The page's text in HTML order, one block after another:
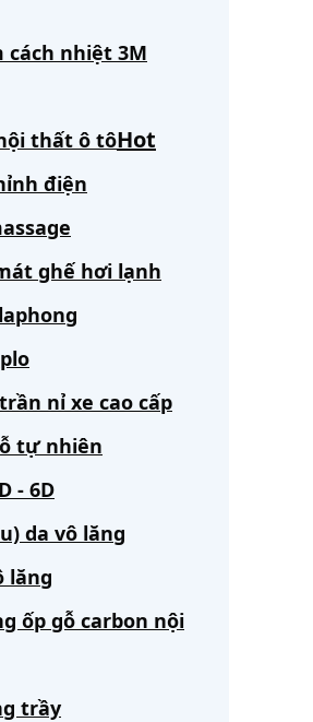
cách nhiệt 3M
thất ô tô
điện
ghế hơi lạnh
nỉ xe cao cấp
tự nhiên
- 6D
da vô lăng
lăng
ốp gỗ carbon nội
trầy